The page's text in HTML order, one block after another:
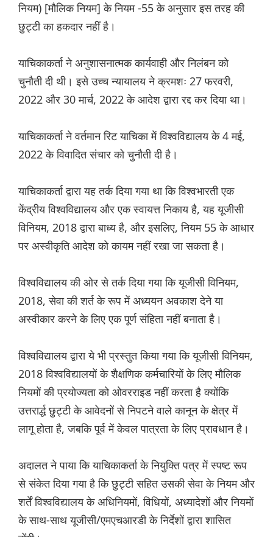
नियम) [मौलिक नियम] के नियम -55 के अनुसार इस तरह की
छुट्टी का हकदार नहीं है।
याचिकाकर्ता ने अनुशासनात्मक कार्यवाही और निलंबन को
चुनौती दी थी। इसे उच्च न्यायालय ने क्रमशः 27 फरवरी,
2022 और 30 मार्च, 2022 के आदेश द्वारा रद्द कर दिया था।
याचिकाकर्ता ने वर्तमान रिट याचिका में विश्वविद्यालय के 4 मई,
2022 के विवादित संचार को चुनौती दी है।
याचिकाकर्ता द्वारा यह तर्क दिया गया था कि विश्वभारती एक
केंद्रीय विश्वविद्यालय और एक स्वायत्त निकाय है, यह यूजीसी
विनियम, 2018 द्वारा बाध्य है, और इसलिए, नियम 55 के आधार
पर अस्वीकृति आदेश को कायम नहीं रखा जा सकता है।
विश्वविद्यालय की ओर से तर्क दिया गया कि यूजीसी विनियम,
2018, सेवा की शर्त के रूप में अध्ययन अवकाश देने या
अस्वीकार करने के लिए एक पूर्ण संहिता नहीं बनाता है।
विश्वविद्यालय द्वारा ये भी प्रस्तुत किया गया कि यूजीसी विनियम,
2018 विश्वविद्यालयों के शैक्षणिक कर्मचारियों के लिए मौलिक
नियमों की प्रयोज्यता को ओवरराइड नहीं करता है क्योंकि
उत्तरार्द्ध छुट्टी के आवेदनों से निपटने वाले कानून के क्षेत्र में
लागू होता है, जबकि पूर्व में केवल पात्रता के लिए प्रावधान है।
अदालत ने पाया कि याचिकाकर्ता के नियुक्ति पत्र में स्पष्ट रूप
से संकेत दिया गया है कि छुट्टी सहित उसकी सेवा के नियम और
शर्तें विश्वविद्यालय के अधिनियमों, विधियों, अध्यादेशों और नियमों
के साथ-साथ यूजीसी/एमएचआरडी के निर्देशों द्वारा शासित